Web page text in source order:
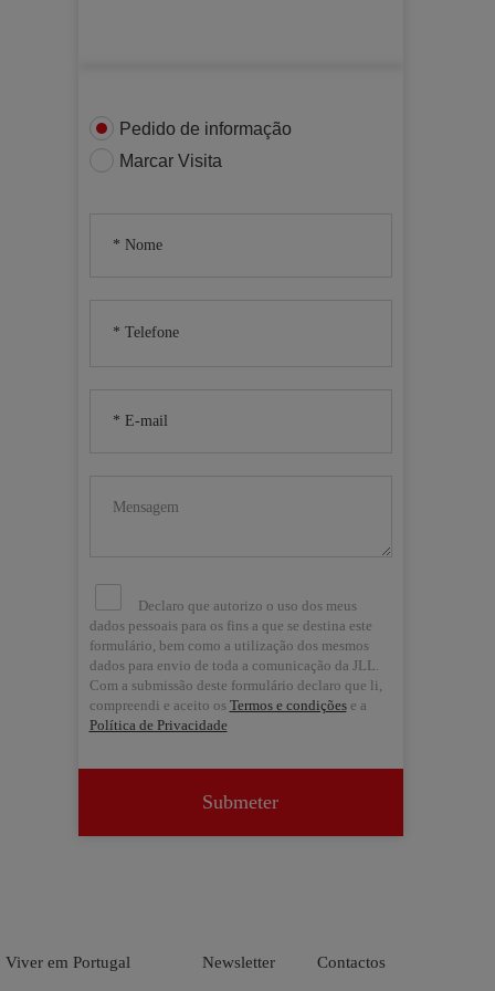
Pedido de informação
Marcar Visita
Declaro que autorizo o uso dos meus
dados pessoais para os fins a que se destina este
formulário, bem como a utilização dos mesmos
dados para envio de toda a comunicação da JLL.
Com a submissão deste formulário declaro que li,
compreendi e aceito os Termos e condiçõese a
Política de Privacidade
Submeter
Newsletter Contactos
Viver em Portugal